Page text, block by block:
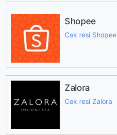
Shopee
Cek resi Shopee
Zalora
Cek resi Zalora